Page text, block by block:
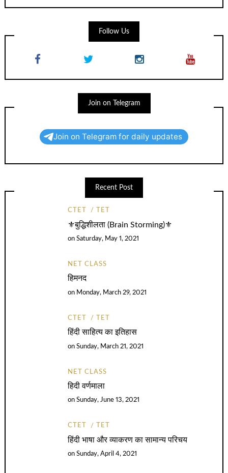
Follow Us
Join on Telegram
Join on Telegram for daily updates
Recent Post
CTET TET
⚜️बुद्धिशीलता (Brain Storming)⚜️
onSaturday, May 1, 2021
NET CLASS
हिमनद
on Monday, March 29, 2021
CTET TET
हिंदी साहित्य का इतिहास
onSunday, March 21, 2021
NET CLASS
हिदी वर्णमाला
onSunday, June 13, 2021
CTET TET
हिंदी भाषा और व्याकरण का सामान्य परिचय
onSunday, April 4, 2021